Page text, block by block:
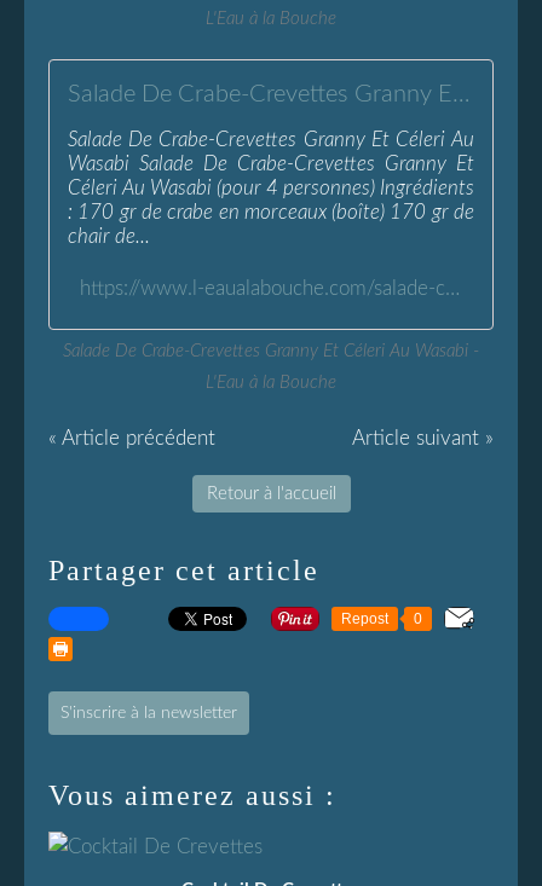
L'Eau à la Bouche
Salade De Crabe-Crevettes Granny Et Céleri Au Wasabi - L'Eau à la Bouche
Salade De Crabe-Crevettes Granny Et Céleri Au
Wasabi Salade De Crabe-Crevettes Granny Et
Céleri Au Wasabi (pour 4 personnes) Ingrédients
: 170 gr de crabe en morceaux (boîte) 170 gr de
chair de...
https://www.l-eaualabouche.com/salade-crabe-crevettes-granny-celeri-wasabi.html
Salade De Crabe-Crevettes Granny Et Céleri Au Wasabi -
L'Eau à la Bouche
« Article précédent Article suivant »
Retour à l'accueil
Partager cet article
Repost 0
S'inscrire à la newsletter
Vous aimerez aussi :